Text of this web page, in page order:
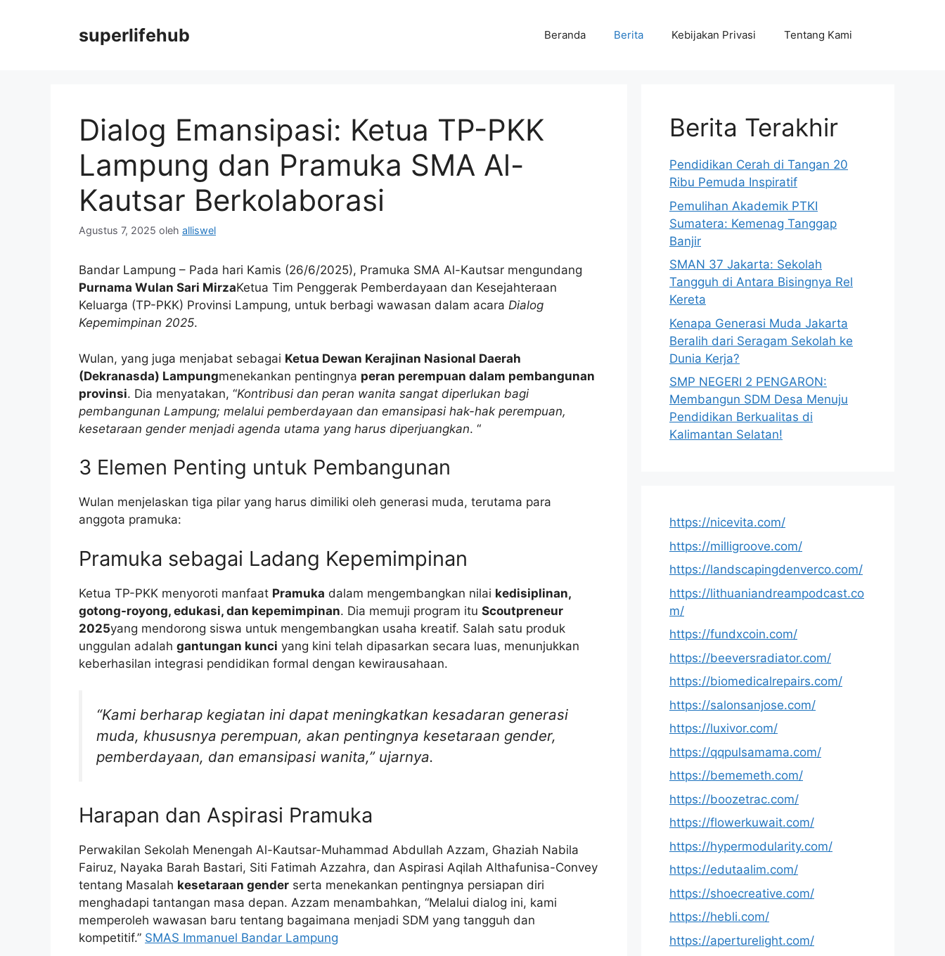
superlifehub Beranda Berita Kebijakan Privasi Tentang Kami
Dialog Emansipasi: Ketua TP-PKK
Lampung dan Pramuka SMA Al-
Kautsar Berkolaborasi
Agustus 7, 2025 oleh alliswel
Bandar Lampung – Pada hari Kamis (26/6/2025), Pramuka SMA Al-Kautsar mengundang
Purnama Wulan Sari MirzaKetua Tim Penggerak Pemberdayaan dan Kesejahteraan
Keluarga (TP-PKK) Provinsi Lampung, untuk berbagi wawasan dalam acara Dialog
Kepemimpinan 2025.
Wulan, yang juga menjabat sebagai Ketua Dewan Kerajinan Nasional Daerah
(Dekranasda) Lampungmenekankan pentingnya peran perempuan dalam pembangunan
provinsi. Dia menyatakan, “Kontribusi dan peran wanita sangat diperlukan bagi
pembangunan Lampung; melalui pemberdayaan dan emansipasi hak-hak perempuan,
kesetaraan gender menjadi agenda utama yang harus diperjuangkan. “
3 Elemen Penting untuk Pembangunan
Wulan menjelaskan tiga pilar yang harus dimiliki oleh generasi muda, terutama para
anggota pramuka:
Pramuka sebagai Ladang Kepemimpinan
Ketua TP-PKK menyoroti manfaat Pramuka dalam mengembangkan nilai kedisiplinan,
gotong-royong, edukasi, dan kepemimpinan. Dia memuji program itu Scoutpreneur
2025yang mendorong siswa untuk mengembangkan usaha kreatif. Salah satu produk
unggulan adalah gantungan kunci yang kini telah dipasarkan secara luas, menunjukkan
keberhasilan integrasi pendidikan formal dengan kewirausahaan.
“Kami berharap kegiatan ini dapat meningkatkan kesadaran generasi
muda, khususnya perempuan, akan pentingnya kesetaraan gender,
pemberdayaan, dan emansipasi wanita,” ujarnya.
Harapan dan Aspirasi Pramuka
Perwakilan Sekolah Menengah Al-Kautsar-Muhammad Abdullah Azzam, Ghaziah Nabila
Fairuz, Nayaka Barah Bastari, Siti Fatimah Azzahra, dan Aspirasi Aqilah Althafunisa-Convey
tentang Masalah kesetaraan gender serta menekankan pentingnya persiapan diri
menghadapi tantangan masa depan. Azzam menambahkan, “Melalui dialog ini, kami
memperoleh wawasan baru tentang bagaimana menjadi SDM yang tangguh dan
kompetitif.” SMAS Immanuel Bandar Lampung
Berita Terakhir
Pendidikan Cerah di Tangan 20
Ribu Pemuda Inspiratif
Pemulihan Akademik PTKI
Sumatera: Kemenag Tanggap
Banjir
SMAN 37 Jakarta: Sekolah
Tangguh di Antara Bisingnya Rel
Kereta
Kenapa Generasi Muda Jakarta
Beralih dari Seragam Sekolah ke
Dunia Kerja?
SMP NEGERI 2 PENGARON:
Membangun SDM Desa Menuju
Pendidikan Berkualitas di
Kalimantan Selatan!
https://nicevita.com/
https://milligroove.com/
https://landscapingdenverco.com/
https://lithuaniandreampodcast.co
m/
https://fundxcoin.com/
https://beeversradiator.com/
https://biomedicalrepairs.com/
https://salonsanjose.com/
https://luxivor.com/
https://qqpulsamama.com/
https://bememeth.com/
https://boozetrac.com/
https://flowerkuwait.com/
https://hypermodularity.com/
https://edutaalim.com/
https://shoecreative.com/
https://hebli.com/
https://aperturelight.com/